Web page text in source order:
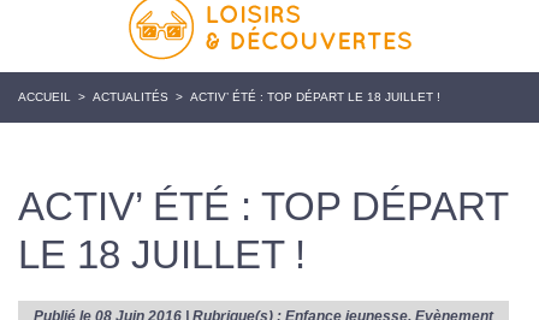
ACCUEIL > ACTUALITÉS > ACTIV’ ÉTÉ : TOP DÉPART LE 18 JUILLET !
ACTIV’ ÉTÉ : TOP DÉPART
LE 18 JUILLET !
Publié le 08 Juin 2016 | Rubrique(s) : Enfance jeunesse, Evènement